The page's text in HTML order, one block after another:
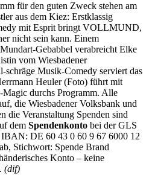
für den guten Zweck stehen am
aus dem Kiez: Erstklassig
mit Esprit bringt VOLLMUND,
nicht sein kann. Einem
Gebabbel verabreicht Elke
vom Wiesbadener
Musik-Comedy serviert das
Heuler (Foto) führt mit
durchs Programm. Alle
die Wiesbadener Volksbank und
die Veranstaltung Spenden sind
dem Spendenkonto bei der GLS
DE 60 43 0 60 9 67 6000 12
Stichwort: Spende Brand
Konto – keine
(dif)